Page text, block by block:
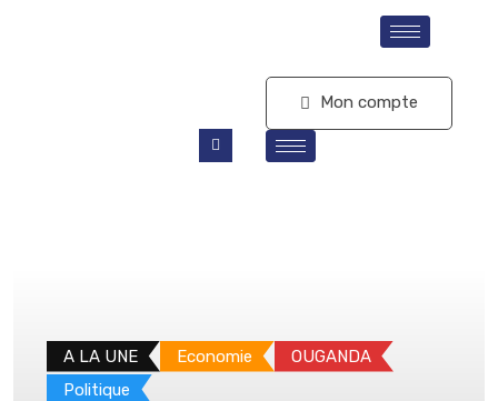
Mon compte
A LA UNE Economie
OUGANDA
Politique